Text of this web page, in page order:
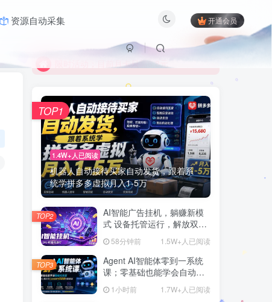
资源自动采集 开通会员
有问题联系及时联系站长
限时活动；目前月卡只需6.8元
有问题联系及时联系站长
1.4W+人已阅读
机器人自动接待买家自动发货，跟着系
统学拼多多虚拟月入1-5万
TOP1
AI智能广告挂机，躺赚新模
式 设备托管运行，解放双手
58分钟前 1.5W+人已阅读
TOP2
Agent AI智能体零到一系统
课；零基础也能学会自动化
实战，从核心概念到Coze工
作流搭建完整覆盖
1小时前 1.7W+人已阅读
TOP3